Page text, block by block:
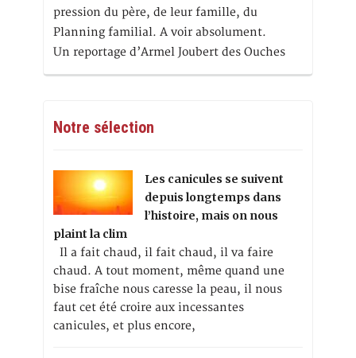
pression du père, de leur famille, du
Planning familial. A voir absolument.
Un reportage d’Armel Joubert des Ouches
Notre sélection
Les canicules se suivent
depuis longtemps dans
l’histoire, mais on nous
plaint la clim
Il a fait chaud, il fait chaud, il va faire
chaud. A tout moment, même quand une
bise fraîche nous caresse la peau, il nous
faut cet été croire aux incessantes
canicules, et plus encore,